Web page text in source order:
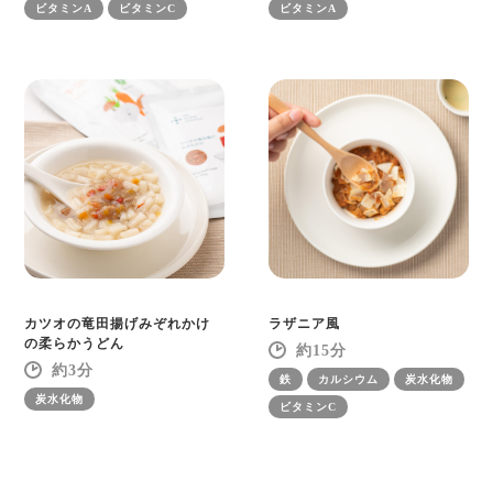
ビタミンA ビタミンC ビタミンA
カツオの竜田揚げみぞれかけ
の柔らかうどん
3
炭水化物
ラザニア風
15
鉄 カルシウム 炭水化物
ビタミンC